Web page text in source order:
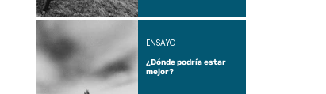
¿Dónde podría estar
mejor?
ENSAYO